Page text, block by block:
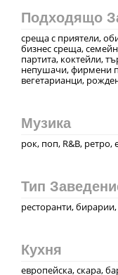
Подходящо
среща с приятели,
бизнес среща,
партита, коктейли,
непушачи, фирмени
вегетарианци,
Музика
рок, поп, R&B,
Тип
ресторанти,
Кухня
европейска, скара,